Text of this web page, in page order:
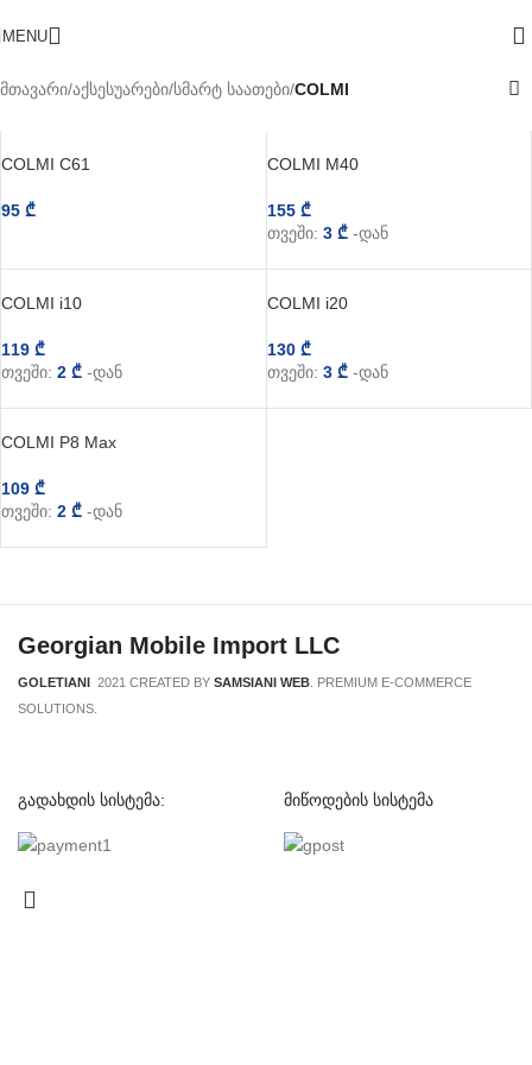
MENU
მთავარი/აქსესუარები/სმარტ საათები/COLMI
COLMI C61
95 ₾
COLMI M40
155 ₾
თვეში: 3 ₾-დან
COLMI i10
119 ₾
თვეში: 2 ₾ -დან
COLMI i20
130 ₾
თვეში: 3 ₾-დან
COLMI P8 Max
109 ₾
თვეში: 2 ₾ -დან
Georgian Mobile Import LLC
GOLETIANI 2021 CREATED BY SAMSIANI WEB . PREMIUM E-COMMERCE
SOLUTIONS.
გადახდის სისტემა: მიწოდების სისტემა